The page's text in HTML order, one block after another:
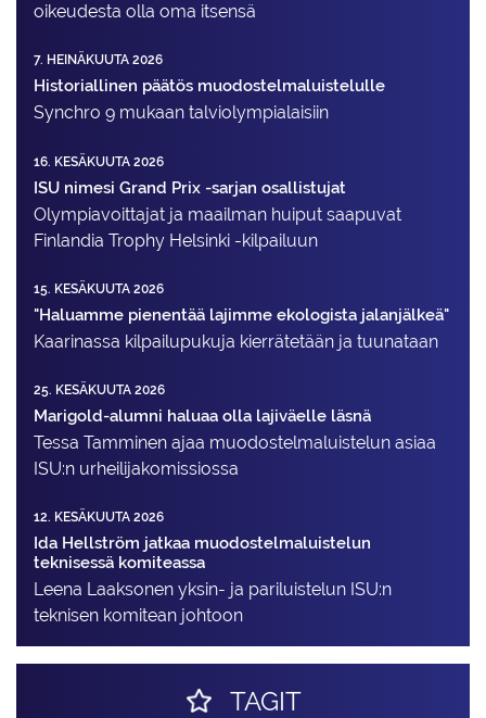
oikeudesta olla oma itsensä
7. HEINÄKUUTA 2026
Historiallinen päätös muodostelmaluistelulle
Synchro 9 mukaan talviolympialaisiin
16. KESÄKUUTA 2026
ISU nimesi Grand Prix -sarjan osallistujat
Olympiavoittajat ja maailman huiput saapuvat
Finlandia Trophy Helsinki -kilpailuun
15. KESÄKUUTA 2026
"Haluamme pienentää lajimme ekologista jalanjälkeä"
Kaarinassa kilpailupukuja kierrätetään ja tuunataan
25. KESÄKUUTA 2026
Marigold-alumni haluaa olla lajiväelle läsnä
Tessa Tamminen ajaa muodostelma­luistelun asiaa
ISU:n urheilija­komissiossa
12. KESÄKUUTA 2026
Ida Hellström jatkaa muodostelmaluistelun
teknisessä komiteassa
Leena Laaksonen yksin- ja pariluistelun ISU:n
teknisen komitean johtoon
TAGIT